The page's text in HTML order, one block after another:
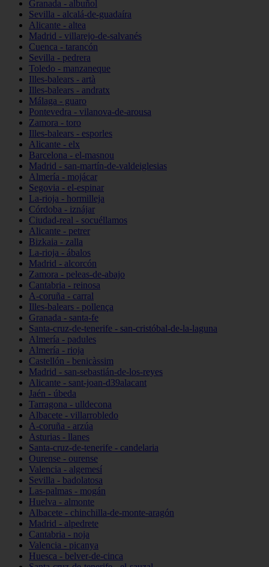
Granada - albuñol
Sevilla - alcalá-de-guadaíra
Alicante - altea
Madrid - villarejo-de-salvanés
Cuenca - tarancón
Sevilla - pedrera
Toledo - manzaneque
Illes-balears - artà
Illes-balears - andratx
Málaga - guaro
Pontevedra - vilanova-de-arousa
Zamora - toro
Illes-balears - esporles
Alicante - elx
Barcelona - el-masnou
Madrid - san-martín-de-valdeiglesias
Almería - mojácar
Segovia - el-espinar
La-rioja - hormilleja
Córdoba - iznájar
Ciudad-real - socuéllamos
Alicante - petrer
Bizkaia - zalla
La-rioja - ábalos
Madrid - alcorcón
Zamora - peleas-de-abajo
Cantabria - reinosa
A-coruña - carral
Illes-balears - pollença
Granada - santa-fe
Santa-cruz-de-tenerife - san-cristóbal-de-la-laguna
Almería - padules
Almería - rioja
Castellón - benicàssim
Madrid - san-sebastián-de-los-reyes
Alicante - sant-joan-d39alacant
Jaén - úbeda
Tarragona - ulldecona
Albacete - villarrobledo
A-coruña - arzúa
Asturias - llanes
Santa-cruz-de-tenerife - candelaria
Ourense - ourense
Valencia - algemesí
Sevilla - badolatosa
Las-palmas - mogán
Huelva - almonte
Albacete - chinchilla-de-monte-aragón
Madrid - alpedrete
Cantabria - noja
Valencia - picanya
Huesca - belver-de-cinca